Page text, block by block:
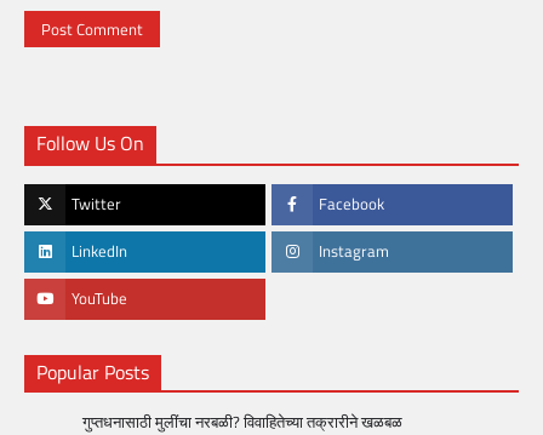
Follow Us On
Twitter Facebook
LinkedIn Instagram
YouTube
Popular Posts
गुप्तधनासाठी मुलींचा नरबळी? विवाहितेच्या तक्रारीने खळबळ